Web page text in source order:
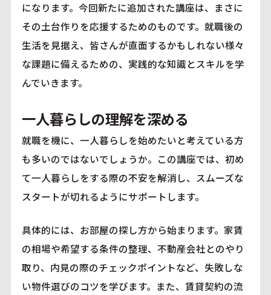
になります。今回新たに追加された講座は、まさに
その土台作りを応援するためのものです。就職後の
生活を見据え、皆さんが直面するかもしれない様々
な課題に備えるための、実践的な知識とスキルを学
んでいきます。
一人暮らしの理解を深める
就職を機に、一人暮らしを始めたいと考えている方
も多いのではないでしょうか。この講座では、初め
て一人暮らしをする際の不安を解消し、スムーズな
スタートが切れるようにサポートします。
具体的には、お部屋の探し方から始まります。家賃
の相場や希望する条件の整理、不動産会社とのやり
取り、内見の際のチェックポイントなど、失敗しな
い物件選びのコツを学びます。また、賃貸契約の流